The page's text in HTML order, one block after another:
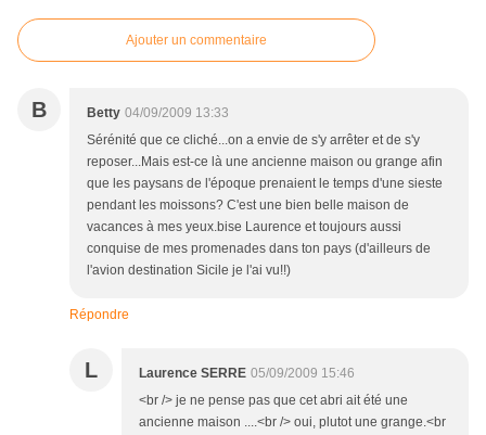
Ajouter un commentaire
B Betty 04/09/2009 13:33
Sérénité que ce cliché...on a envie de s'y arrêter et de s'y
reposer...Mais est-ce là une ancienne maison ou grange afin
que les paysans de l'époque prenaient le temps d'une sieste
pendant les moissons? C'est une bien belle maison de
vacances à mes yeux.bise Laurence et toujours aussi
conquise de mes promenades dans ton pays (d'ailleurs de
l'avion destination Sicile je l'ai vu!!)
Répondre
L Laurence SERRE 05/09/2009 15:46
<br /> je ne pense pas que cet abri ait été une
ancienne maison ....<br /> oui, plutot une grange.<br